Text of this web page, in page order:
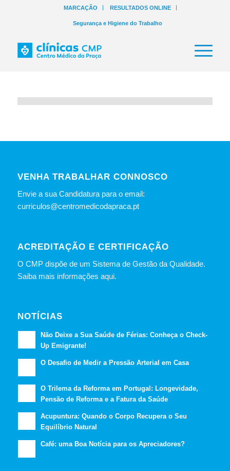
MARCAÇÃO RESULTADOS ONLINE
Segurança e Higiene do Trabalho
VENHA TRABALHAR CONNOSCO
Envie a sua Candidatura para o email:
curriculos@centromedicodapraca.pt
ACREDITAÇÃO E CERTIFICAÇÃO
O CMP dispõe de um Sistema de Gestão da Qualidade.
Saiba mais informações aqui.
NOTÍCIAS
Não Deixe a Sua Saúde de Férias: Conheça o Check-
Up Emigrante!
O Desafio de Medir a Pressão Arterial em Casa
O Trilema da Reforma em Portugal: Longevidade,
Pensão de Reforma e a Fatura da Saúde
Acupuntura: Quando o Corpo Recupera o Seu
Equilíbrio Natural
Café: uma Boa Notícia para os Apreciadores?